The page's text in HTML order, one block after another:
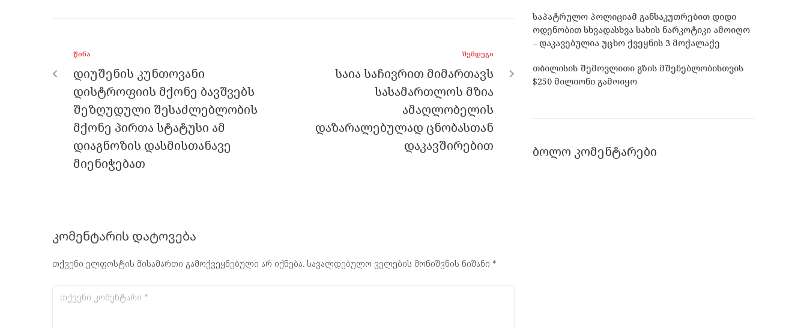
o
o
k
er m p
p
ᲬᲘᲜᲐ
დიუშენის კუნთოვანი
დისტროფიის მქონე ბავშვებს
შეზღუდული შესაძლებლობის
მქონე პირთა სტატუსი ამ
დიაგნოზის დასმისთანავე
მიენიჭებათ
ᲨᲔᲛᲓᲔᲒᲘ
საია საჩივრით მიმართავს
სასამართლოს მზია
ამაღლობელის
დაზარალებულად ცნობასთან
დაკავშირებით
კომენტარის დატოვება
თქვენი ელფოსტის მისამართი გამოქვეყნებული არ იქნება. სავალდებულო ველების მონიშვნის ნიშანი *
საპატრულო პოლიციამ განსაკუთრებით დიდი
ოდენობით სხვადასხვა სახის ნარკოტიკი ამოიღო
– დაკავებულია უცხო ქვეყნის 3 მოქალაქე
თბილისის შემოვლითი გზის მშენებლობისთვის
$250 მილიონი გამოიყო
ᲑᲝᲚᲝ ᲙᲝᲛᲔᲜᲢᲐᲠᲔᲑᲘ